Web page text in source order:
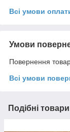
Всі умови
Умови
Повернення
Всі умови
Подібні